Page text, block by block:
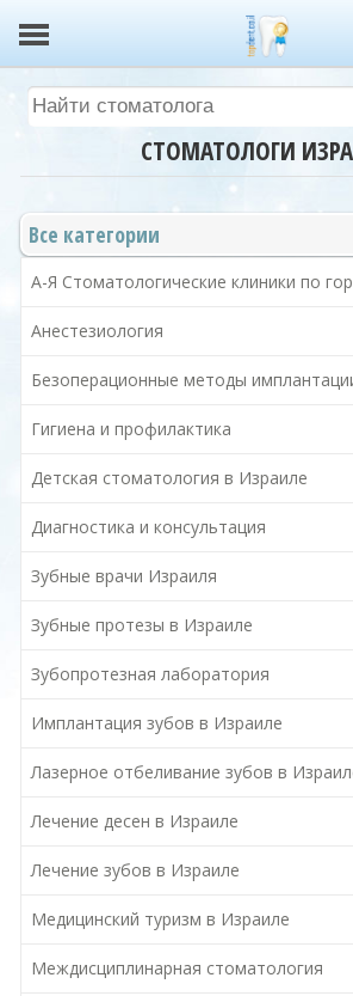
СТОМАТОЛОГИ
Все категории
А-Я Стоматологические клиники по
Анестезиология
Безоперационные методы
Гигиена и профилактика
Детская стоматология в Израиле
Диагностика и консультация
Зубные врачи Израиля
Зубные протезы в Израиле
Зубопротезная лаборатория
Имплантация зубов в Израиле
Лазерное отбеливание зубов в
Лечение десен в Израиле
Лечение зубов в Израиле
Медицинский туризм в Израиле
Междисциплинарная стоматология